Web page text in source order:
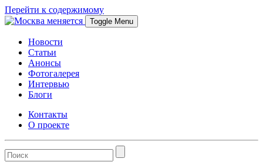
Перейти к содержимому
Toggle Menu
Новости
Статьи
Анонсы
Фотогалерея
Интервью
Блоги
Контакты
О проекте